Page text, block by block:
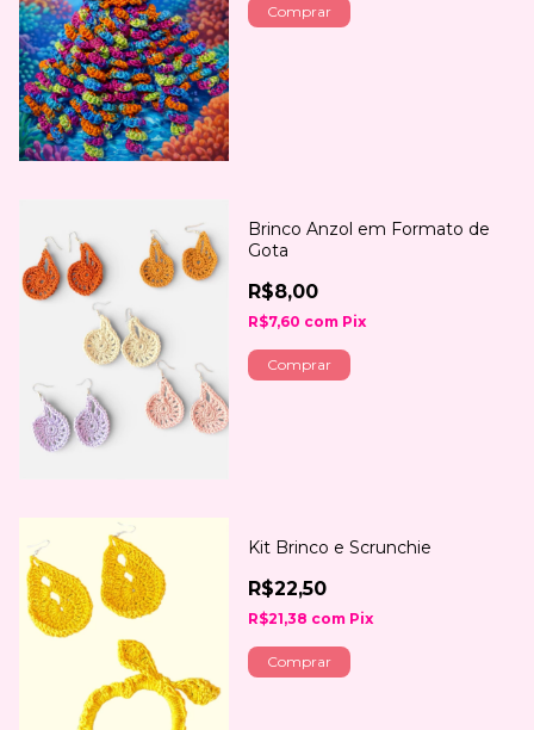
Comprar
Brinco Anzol em Formato de
Gota
R$8,00
R$7,60 com Pix
Comprar
Kit Brinco e Scrunchie
R$22,50
R$21,38 com Pix
Comprar